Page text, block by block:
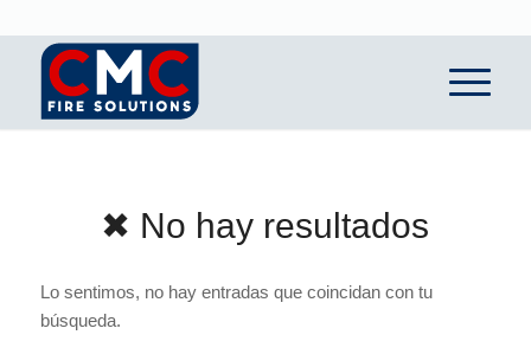
✖ No hay resultados
Lo sentimos, no hay entradas que coincidan con tu
búsqueda.